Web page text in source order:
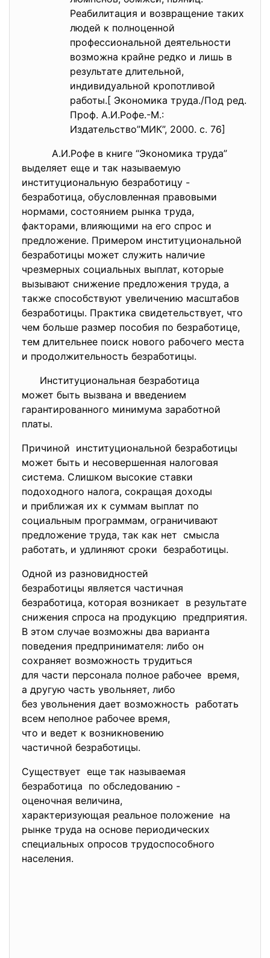
Реабилитация и возвращение таких
людей к полноценной
профессиональной деятельности
возможна крайне редко и лишь в
результате длительной,
индивидуальной кропотливой
работы.[ Экономика труда./Под ред.
Проф. А.И.Рофе.-М.:
Издательство”МИК”, 2000. с. 76]
А.И.Рофе в книге “Экономика труда”
выделяет еще и так называемую
институциональную безработицу -
безработица, обусловленная правовыми
нормами, состоянием рынка труда,
факторами, влияющими на его спрос и
предложение. Примером институциональной
безработицы может служить наличие
чрезмерных социальных выплат, которые
вызывают снижение предложения труда, а
также способствуют увеличению масштабов
безработицы. Практика свидетельствует, что
чем больше размер пособия по безработице,
тем длительнее поиск нового рабочего места
и продолжительность безработицы.
Институциональная безработица
может быть вызвана и введением
гарантированного минимума заработной
платы.
Причиной институциональной безработицы
может быть и несовершенная налоговая
система. Слишком высокие ставки
подоходного налога, сокращая доходы
и приближая их к суммам выплат по
социальным программам, ограничивают
предложение труда, так как нет смысла
работать, и удлиняют сроки безработицы.
Одной из разновидностей
безработицы является частичная
безработица, которая возникает в результате
снижения спроса на продукцию предприятия.
В этом случае возможны два варианта
поведения предпринимателя: либо он
сохраняет возможность трудиться
для части персонала полное рабочее время,
а другую часть увольняет, либо
без увольнения дает возможность работать
всем неполное рабочее время,
что и ведет к возникновению
частичной безработицы.
Существует еще так называемая
безработица по обследованию -
оценочная величина,
характеризующая реальное положение на
рынке труда на основе периодических
специальных опросов трудоспособного
населения.